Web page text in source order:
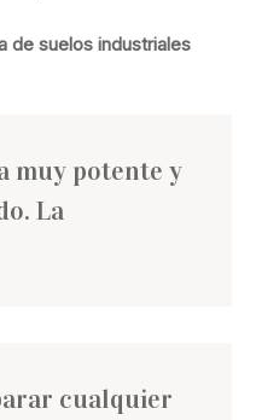
de suelos industriales
muy potente y
La
cualquier